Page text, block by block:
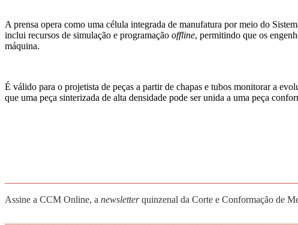
A prensa opera como uma célula integrada de manufatura por meio do
inclui recursos de simulação e programação offline, permitindo que os
máquina.
É válido para o projetista de peças a partir de chapas e tubos monitorar a
que uma peça sinterizada de alta densidade pode ser unida a uma peça
Assine a CCM Online, a newsletterquinzenal da Corte e Conformação de